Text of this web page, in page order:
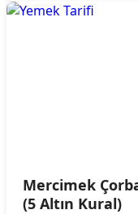
Mercimek
(5 Altın Kural)